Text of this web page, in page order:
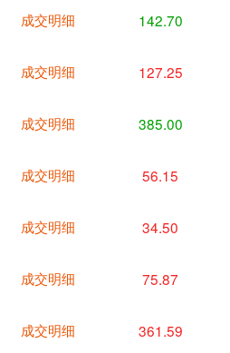
成交明细 142.70
成交明细 127.25
成交明细 385.00
成交明细 56.15
成交明细 34.50
成交明细 75.87
成交明细 361.59